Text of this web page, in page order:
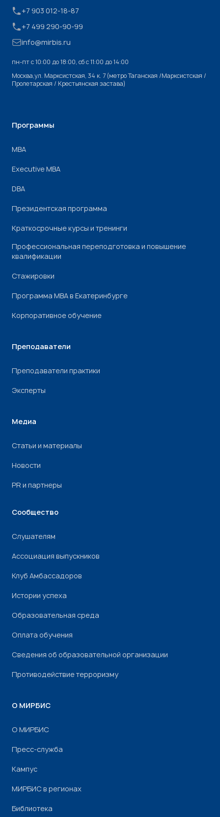
+7 903 012-18-87
+7 499 290-90-99
info@mirbis.ru
пн-пт с 10:00 до 18:00, cб с 11:00 до 14:00
Москва,ул. Марксистская, 34 к. 7 (метро Таганская /Марксистская /
Пролетарская / Крестьянская застава)
Программы
МВА
Executive MBA
DBA
Президентская программа
Краткосрочные курсы и тренинги
Профессиональная переподготовка и повышение
квалификации
Стажировки
Программа МВА в Екатеринбурге
Корпоративное обучение
Преподаватели
Преподаватели практики
Эксперты
Медиа
Статьи и материалы
Новости
PR и партнеры
Сообщество
Слушателям
Ассоциация выпускников
Клуб Амбассадоров
Истории успеха
Образовательная среда
Оплата обучения
Сведения об образовательной организации
Противодействие терроризму
О МИРБИС
О МИРБИС
Пресс-служба
Кампус
МИРБИС в регионах
Библиотека